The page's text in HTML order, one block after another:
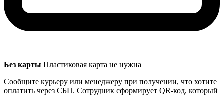
Без карты Пластиковая карта не нужна
Сообщите курьеру или менеджеру при получении, что хотите
оплатить через СБП. Сотрудник сформирует QR-код, который